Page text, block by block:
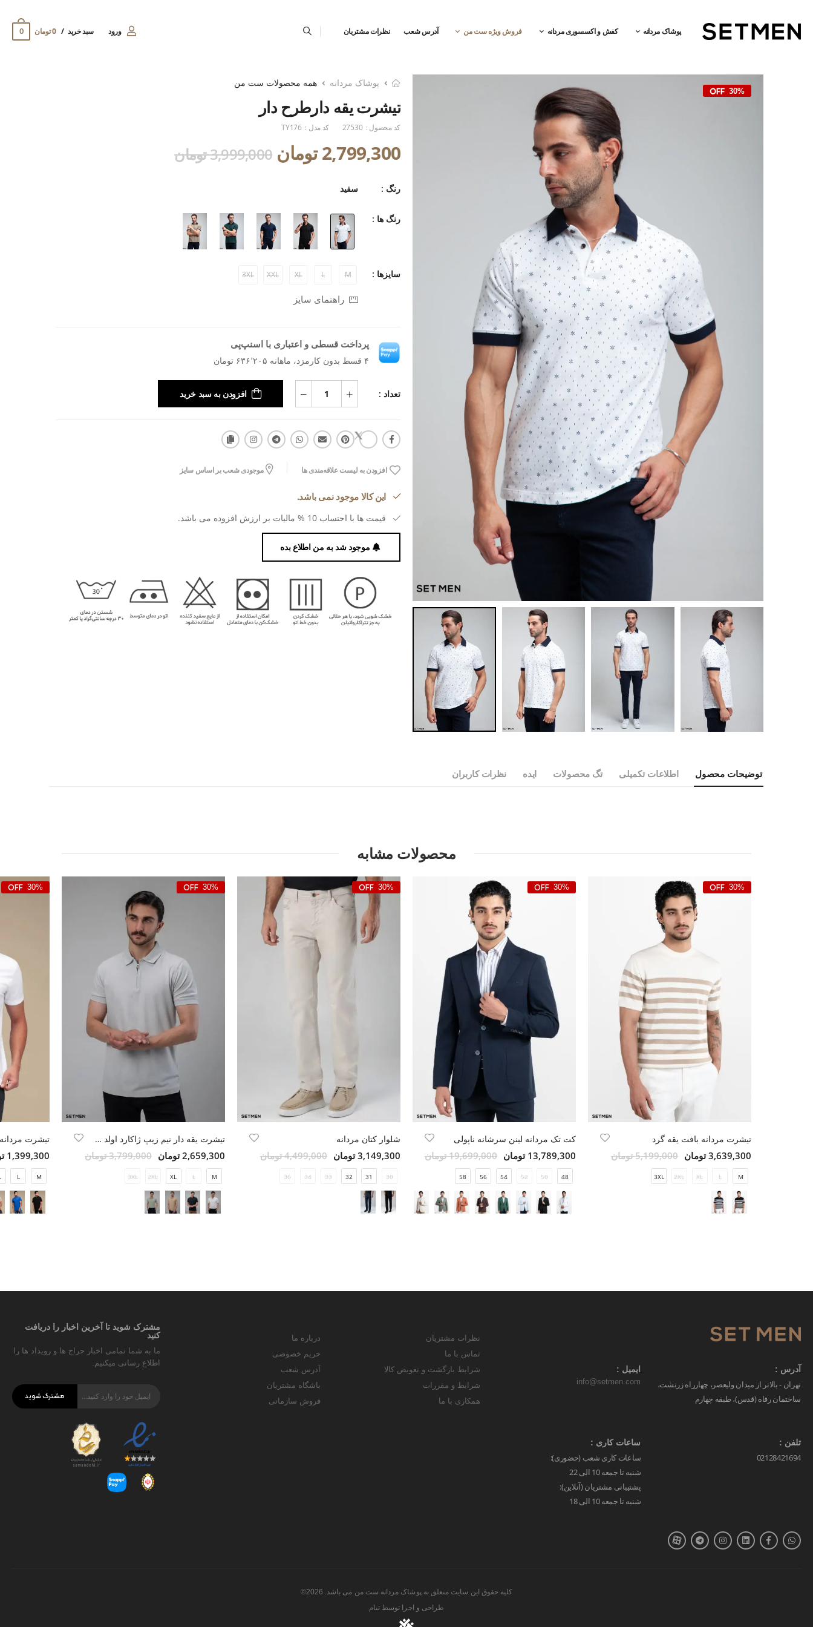
پوشاک مردانه کفش و اکسسوری مردانه فروش ویژه ست من آدرس شعب نظرات مشتریان ورود سبد خرید 0 تومان 0
30%
پوشاک مردانه همه محصولات ست من
تیشرت یقه دارطرح دار
کد محصول : 27530 کد مدل : TY176
2,799,300 تومان 3,999,000 تومان
رنگ : سفید
رنگ ها :
سایزها : M
L
XL
XXL
3XL
راهنمای سایز
پرداخت قسطی و اعتباری با اسنپ‌پی
۴ قسط بدون کارمزد، ماهانه ۶۳۶٬۲۰۵ تومان
تعداد : افزودن به سبد خرید
افزودن به لیست علاقه‌مندی ها موجودی شعب بر اساس سایز
این کالا موجود نمی باشد.
قیمت ها با احتساب 10 % مالیات بر ارزش افزوده می باشد.
موجود شد به من اطلاع بده
توضیحات محصول اطلاعات تکمیلی تگ محصولات ایده نظرات کاربران
محصولات مشابه
30%
تیشرت مردانه بافت یقه گرد
3,639,300 تومان 5,199,000 تومان
M
L
XL
2XL
3XL
30%
کت تک مردانه لینن سرشانه ناپولی
13,789,300 تومان 19,699,000 تومان
48
50
52
54
56
58
30%
شلوار کتان مردانه
3,149,300 تومان 4,499,000 تومان
30
31
32
33
34
36
30%
تیشرت یقه دار نیم زیپ ژاکارد اولد مانی
2,659,300 تومان 3,799,000 تومان
M
L
XL
2XL
3XL
30%
تیشرت
1,399,300 تومان
M
L
آدرس :
تهران - بالاتر از میدان ولیعصر، چهارراه زرتشت،
ساختمان رفاه (قدس)، طبقه چهارم
ایمیل :
info@setmen.com
تلفن :
02128421694
ساعات کاری :
ساعات کاری شعب (حضوری):
شنبه تا جمعه 10 الی 22
پشتیبانی مشتریان (آنلاین):
شنبه تا جمعه 10 الی 18
نظرات مشتریان
تماس با ما
شرایط بازگشت و تعویض کالا
شرایط و مقررات
همکاری با ما
درباره ما
حریم خصوصی
آدرس شعب
باشگاه مشتریان
فروش سازمانی
مشترک شوید تا آخرین اخبار را دریافت
کنید
ما به شما تمامی اخبار حراج ها و رویداد ها را
اطلاع رسانی میکنیم.
مشترک شوید
کلیه حقوق این سایت متعلق به پوشاک مردانه ست من می باشد. 2026©
طراحی و اجرا توسط تیام